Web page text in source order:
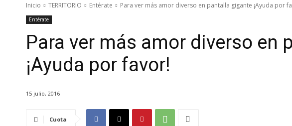
Inicio TERRITORIO Entérate Para ver más amor diverso en pantalla gigante ¡Ayuda por
Entérate
Para ver más amor diverso en
¡Ayuda por favor!
15 julio, 2016
Cuota